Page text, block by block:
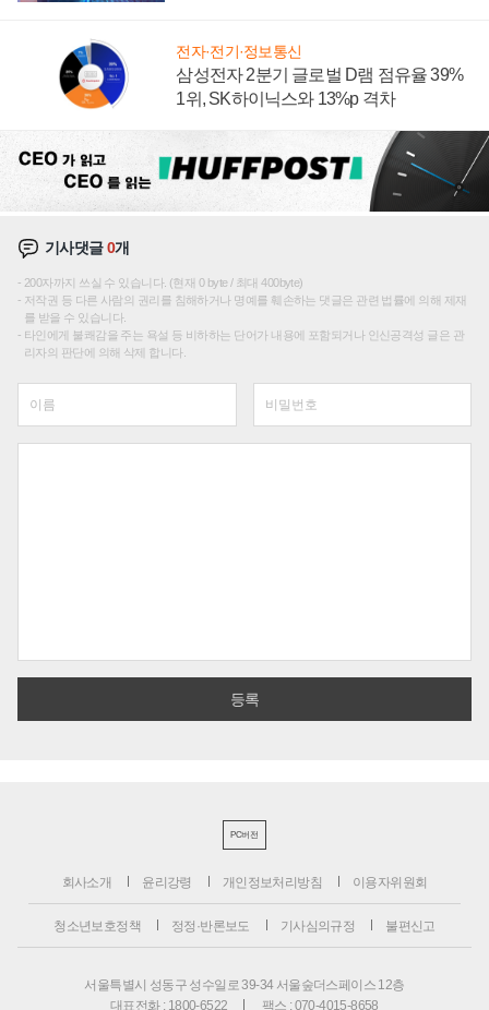
전자·전기·정보통신
삼성전자 2분기 글로벌 D램 점유율 39%
1위, SK하이닉스와 13%p 격차
기사댓글0개
200자까지 쓰실 수 있습니다. (현재 0 byte / 최대 400byte)
저작권 등 다른 사람의 권리를 침해하거나 명예를 훼손하는 댓글은 관련 법률에 의해 제재
를 받을 수 있습니다.
타인에게 불쾌감을 주는 욕설 등 비하하는 단어가 내용에 포함되거나 인신공격성 글은 관
리자의 판단에 의해 삭제 합니다.
PC버전
회사소개 윤리강령 개인정보처리방침 이용자위원회
청소년보호정책 정정·반론보도 기사심의규정 불편신고
서울특별시 성동구 성수일로 39-34 서울숲더스페이스 12층
대표전화 : 1800-6522
팩스 : 070-4015-8658